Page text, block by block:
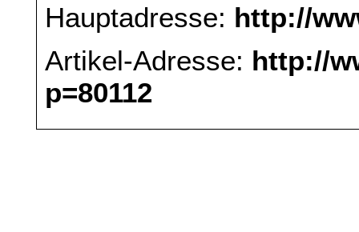
Hauptadresse: http://
Artikel-Adresse: http://
p=80112